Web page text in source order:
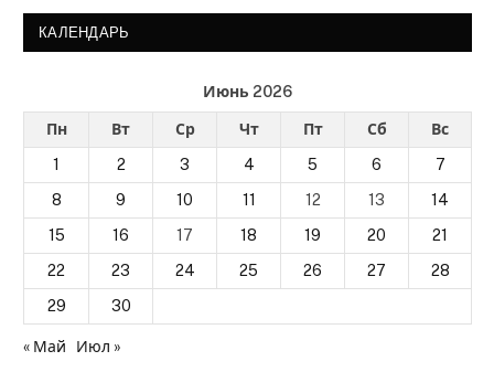
КАЛЕНДАРЬ
Июнь 2026
Пн Вт Ср Чт Пт Сб
Вс
1
2 3 4 5 6
7
8
9 10 11 12 13
14
15
16 17 18 19 20
21
22
23 24 25 26 27
28
29
30
« Май Июл »